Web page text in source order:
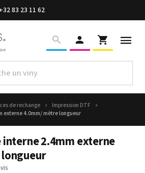
+32 83 23 11 62
de rechange
Impression DTF
externe 4.0mm/ mètre longueur
2.4mm externe